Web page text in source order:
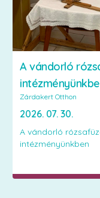
A vándorló
Zárdakert Otthon
2026. 07. 30.
A vándorló
intézményünkben